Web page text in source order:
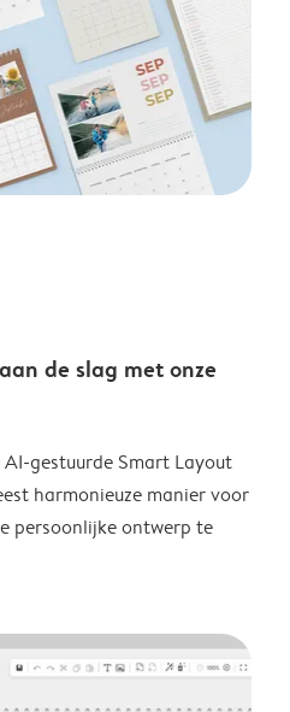
de slag met onze
gestuurde Smart Layout
harmonieuze manier voor
persoonlijke ontwerp te